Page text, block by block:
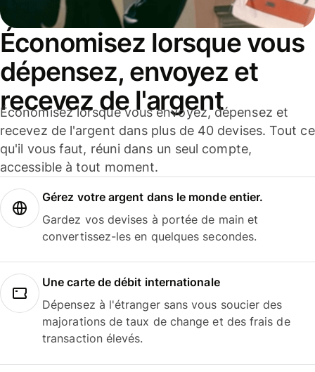
Économisez lorsque vous
dépensez, envoyez et
recevez de l'argent
Économisez lorsque vous envoyez, dépensez et
recevez de l'argent dans plus de 40 devises. Tout ce
qu'il vous faut, réuni dans un seul compte,
accessible à tout moment.
Gérez votre argent dans le monde entier.
Gardez vos devises à portée de main et
convertissez-les en quelques secondes.
Une carte de débit internationale
Dépensez à l'étranger sans vous soucier des
majorations de taux de change et des frais de
transaction élevés.